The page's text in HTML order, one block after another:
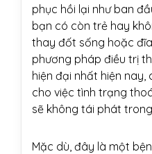
phục hồi lại như ban
bạn có còn trẻ hay
thay đốt sống hoặc
phương pháp điều trị
hiện đại nhất hiện
cho việc tình trạng
sẽ không tái phát
Mặc dù, đây là một